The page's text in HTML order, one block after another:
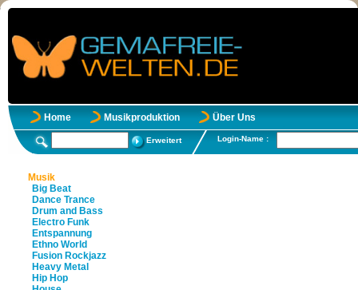
Home Musikproduktion Über Uns
Erweitert Login-Name :
Musik
Big Beat
Dance Trance
Drum and Bass
Electro Funk
Entspannung
Ethno World
Fusion Rockjazz
Heavy Metal
Hip Hop